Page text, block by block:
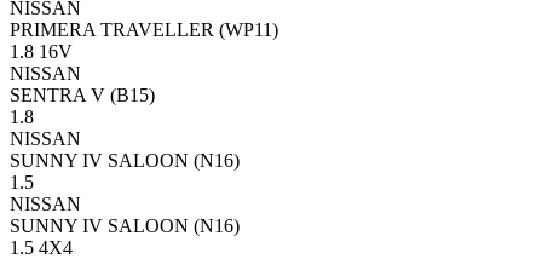
NISSAN
PRIMERA TRAVELLER (WP11)
1.8 16V
NISSAN
SENTRA V (B15)
1.8
NISSAN
SUNNY IV SALOON (N16)
1.5
NISSAN
SUNNY IV SALOON (N16)
1.5 4X4